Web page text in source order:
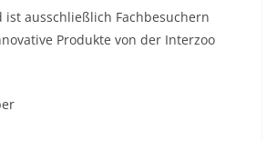
ausschließlich Fachbesuchern
Produkte von der Interzoo